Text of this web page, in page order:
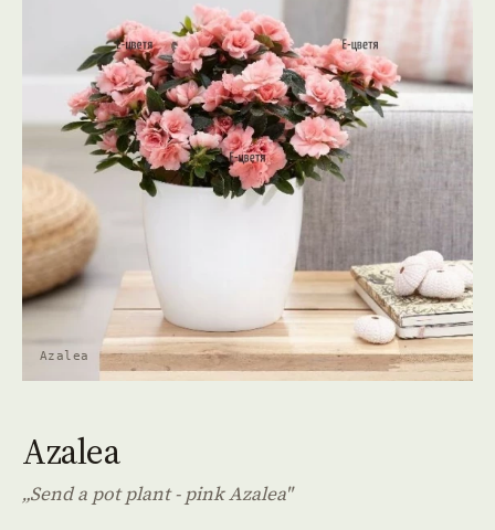
Azalea
Azalea
„Send a pot plant - pink Azalea"